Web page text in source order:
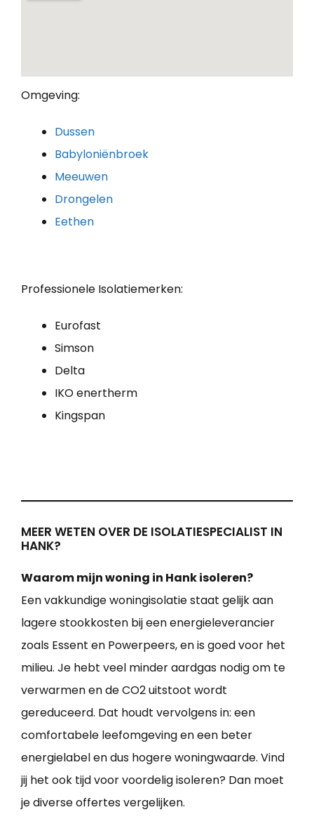
Omgeving:
Dussen
Babyloniënbroek
Meeuwen
Drongelen
Eethen
Professionele Isolatiemerken:
Eurofast
Simson
Delta
IKO enertherm
Kingspan
MEER WETEN OVER DE ISOLATIESPECIALIST IN
HANK?
Waarom mijn woning in Hank isoleren?
Een vakkundige woningisolatie staat gelijk aan
lagere stookkosten bij een energieleverancier
zoals Essent en Powerpeers, en is goed voor het
milieu. Je hebt veel minder aardgas nodig om te
verwarmen en de CO2 uitstoot wordt
gereduceerd. Dat houdt vervolgens in: een
comfortabele leefomgeving en een beter
energielabel en dus hogere woningwaarde. Vind
jij het ook tijd voor voordelig isoleren? Dan moet
je diverse offertes vergelijken.